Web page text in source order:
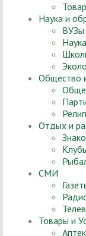
Наука и
ВУЗы
Наука
Общество
Отдых и
СМИ
Товары и